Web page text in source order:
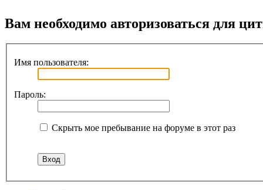
Вам необходимо авторизоваться для
Имя пользователя:
Пароль:
Скрыть мое пребывание на форуме в этот раз